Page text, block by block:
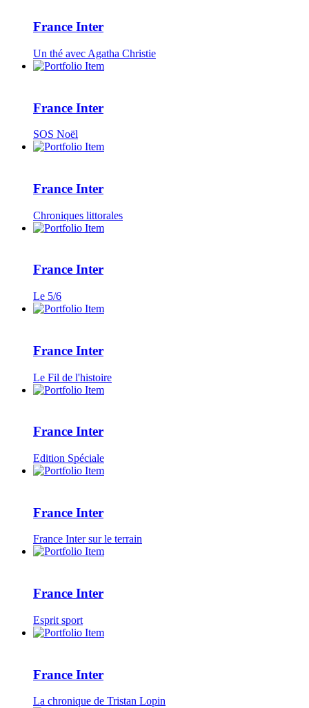
France Inter
Un thé avec Agatha Christie
France Inter
SOS Noël
France Inter
Chroniques littorales
France Inter
Le 5/6
France Inter
Le Fil de l'histoire
France Inter
Edition Spéciale
France Inter
France Inter sur le terrain
France Inter
Esprit sport
France Inter
La chronique de Tristan Lopin